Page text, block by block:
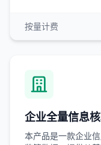
按量计费
企业全量信息
本产品是一款企业